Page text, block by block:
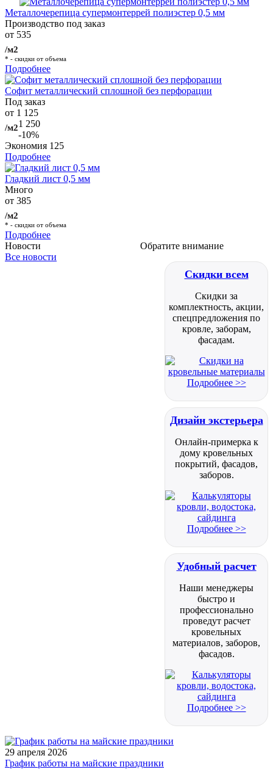
Металлочерепица супермонтеррей полиэстер 0,5 мм
Производство под заказ
от 535
/м2
* - скидки от объема
Подробнее
Софит металлический сплошной без перфорации
Под заказ
от 1 125
/м21 250
-10%
Экономия 125
Подробнее
Гладкий лист 0,5 мм
Много
от 385
/м2
* - скидки от объема
Подробнее
Обратите внимание
Скидки всем
Скидки за
комплектность, акции,
спецпредложения по
кровле, заборам,
фасадам.
Подробнее >>
Дизайн экстерьера
Онлайн-примерка к
дому кровельных
покрытий, фасадов,
заборов.
Подробнее >>
Удобный расчет
Наши менеджеры
быстро и
профессионально
проведут расчет
кровельных
материалов, заборов,
фасадов.
Подробнее >>
Новости
Все новости
29 апреля 2026
График работы на майские праздники